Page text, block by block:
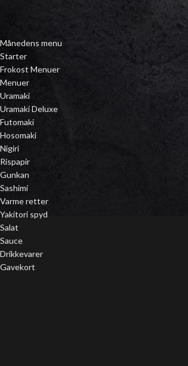
Månedens menu
Starter
Frokost Menuer
Menuer
Uramaki
Uramaki Deluxe
Futomaki
Hosomaki
Nigiri
Rispapir
Gunkan
Sashimi
Varme retter
Yakitori spyd
Salat
Sauce
Drikkevarer
Gavekort